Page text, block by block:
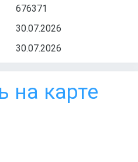
676371
30.07.2026
30.07.2026
на карте